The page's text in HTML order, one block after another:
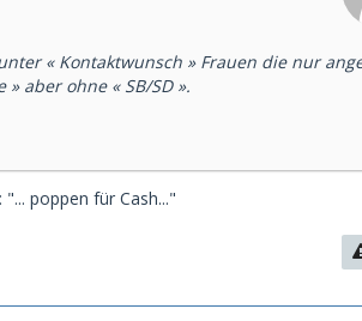
« Kontaktwunsch » Frauen die nur
aber ohne « SB/SD ».
poppen für Cash..."